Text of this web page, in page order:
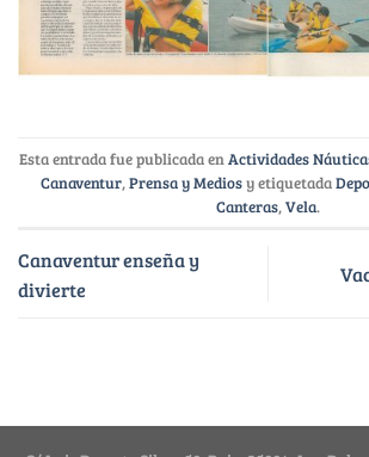
Esta entrada fue publicada enActividades
Canaventur,Prensa y Mediosy etiquetada
Canteras,Vela.
Canaventur enseña y
divierte